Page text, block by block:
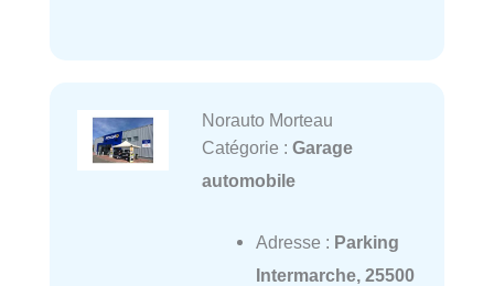
Norauto Morteau
Catégorie : Garage
automobile
Adresse : Parking
Intermarche, 25500